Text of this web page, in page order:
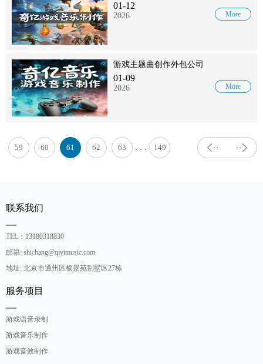
01-12
2026 More
游戏主题曲创作外包公司
01-09
2026 More
59 60 61 62 63 . . . 149
联系我们
TEL：13180318830
邮箱: shichang@qiyimusic.com
地址: 北京市通州区榆景苑别墅区27栋
服务项目
游戏语音录制
游戏音乐制作
游戏音效制作